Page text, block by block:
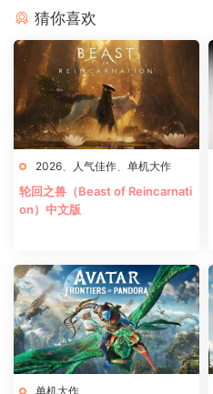
猜你喜欢
2026 人气佳作 单机大作
轮回之兽（Beast of Reincarnati
on）中文版
单机大作